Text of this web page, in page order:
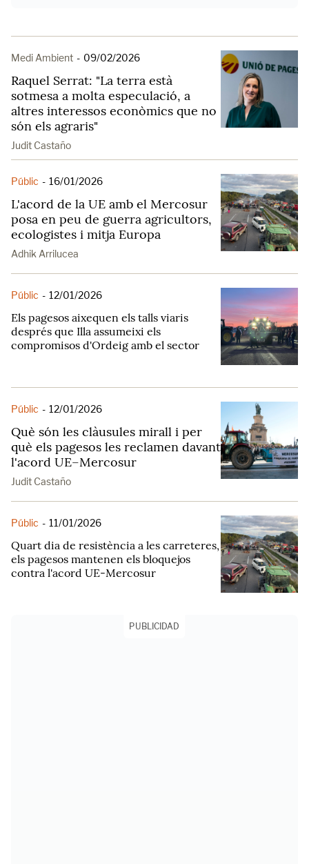
Medi Ambient - 09/02/2026
Raquel Serrat: "La terra està
sotmesa a molta especulació, a
altres interessos econòmics que no
són els agraris"
Judit Castaño
Públic - 16/01/2026
L'acord de la UE amb el Mercosur
posa en peu de guerra agricultors,
ecologistes i mitja Europa
Adhik Arrilucea
Públic - 12/01/2026
Els pagesos aixequen els talls viaris
després que Illa assumeixi els
compromisos d'Ordeig amb el sector
Públic - 12/01/2026
Què són les clàusules mirall i per
què els pagesos les reclamen davant
l'acord UE–Mercosur
Judit Castaño
Públic - 11/01/2026
Quart dia de resistència a les carreteres,
els pagesos mantenen els bloquejos
contra l'acord UE-Mercosur
PUBLICIDAD